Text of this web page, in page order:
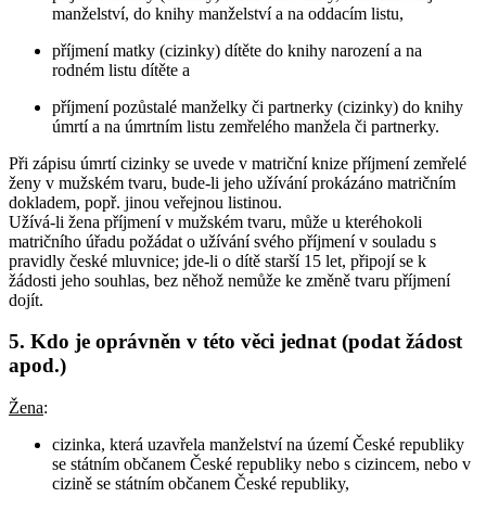
manželství, do knihy manželství a na oddacím listu,
příjmení matky (cizinky) dítěte do knihy narození a na
rodném listu dítěte a
příjmení pozůstalé manželky či partnerky (cizinky) do knihy
úmrtí a na úmrtním listu zemřelého manžela či partnerky.
Při zápisu úmrtí cizinky se uvede v matriční knize příjmení zemřelé
ženy v mužském tvaru, bude-li jeho užívání prokázáno matričním
dokladem, popř. jinou veřejnou listinou.
Užívá-li žena příjmení v mužském tvaru, může u kteréhokoli
matričního úřadu požádat o užívání svého příjmení v souladu s
pravidly české mluvnice; jde-li o dítě starší 15 let, připojí se k
žádosti jeho souhlas, bez něhož nemůže ke změně tvaru příjmení
dojít.
5. Kdo je oprávněn v této věci jednat (podat žádost
apod.)
Žena:
cizinka, která uzavřela manželství na území České republiky
se státním občanem České republiky nebo s cizincem, nebo v
cizině se státním občanem České republiky,